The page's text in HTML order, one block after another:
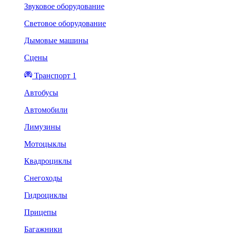
Звуковое оборудование
Световое оборудование
Дымовые машины
Сцены
Транспорт 1
Автобусы
Автомобили
Лимузины
Мотоцыклы
Квадроциклы
Снегоходы
Гидроциклы
Прицепы
Багажники